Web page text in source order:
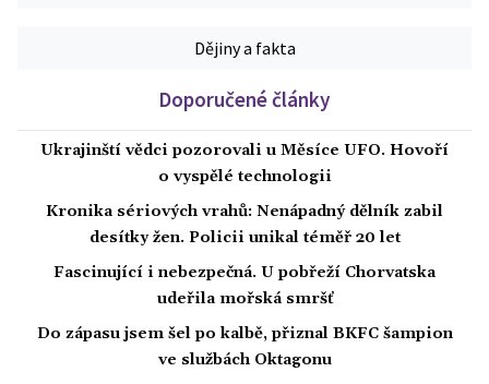
Dějiny a fakta
Doporučené články
Ukrajinští vědci pozorovali u Měsíce UFO. Hovoří
o vyspělé technologii
Kronika sériových vrahů: Nenápadný dělník zabil
desítky žen. Policii unikal téměř 20 let
Fascinující i nebezpečná. U pobřeží Chorvatska
udeřila mořská smršť
Do zápasu jsem šel po kalbě, přiznal BKFC šampion
ve službách Oktagonu